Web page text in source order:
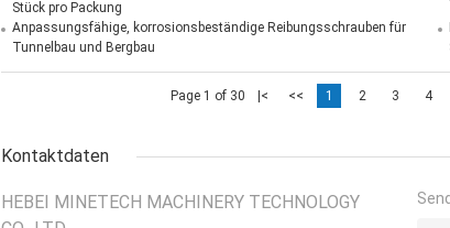
Stück pro Packung
Anpassungsfähige, korrosionsbeständige Reibungsschrauben für
Tunnelbau und Bergbau
Page 1 of 30 |< << 1 2 3 4
Kontaktdaten
HEBEI MINETECH MACHINERY TECHNOLOGY